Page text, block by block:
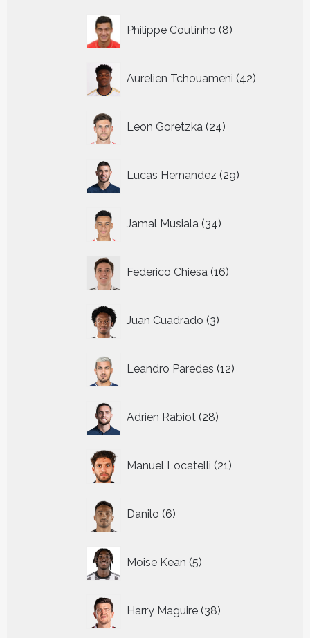
Philippe Coutinho 8
producten
Aurelien Tchouameni 42
producten
Leon Goretzka 24
producten
Lucas Hernandez 29
producten
Jamal Musiala 34
producten
Federico Chiesa 16
producten
Juan Cuadrado 3
producten
Leandro Paredes 12
producten
Adrien Rabiot 28
producten
Manuel Locatelli 21
producten
Danilo 6
producten
Moise Kean 5
producten
Harry Maguire 38
producten